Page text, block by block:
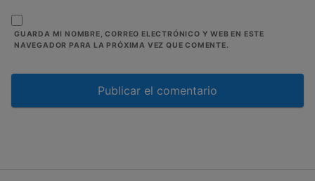
GUARDA MI NOMBRE, CORREO ELECTRÓNICO Y WEB EN ESTE
NAVEGADOR PARA LA PRÓXIMA VEZ QUE COMENTE.